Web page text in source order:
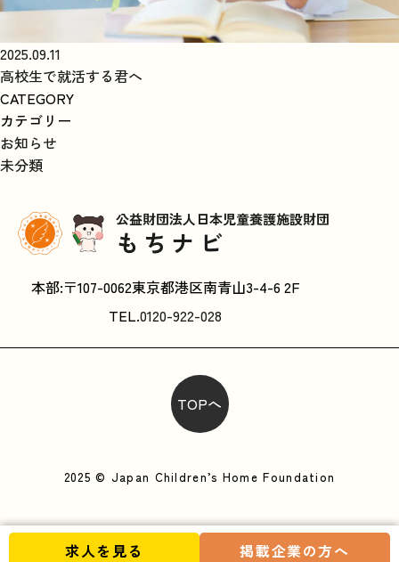
求人を見る 掲載企業の方へ
2025.09.11
高校生で就活する君へ
CATEGORY
カテゴリー
お知らせ
未分類
公益財団法人日本児童養護施設財団
もちナビ
本部:〒107-0062東京都港区南青山3-4-6 2F
TEL.0120-922-028
TOPへ
2025 © Japan Children’s Home Foundation